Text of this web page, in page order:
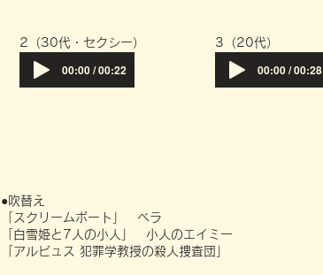
​2（30代・セクシー）
00:00 / 00:22
​3（20代）
00:00 / 00:28
●吹替え
「スクリームボート」 ベラ
「白雪姫と7人の小人」 小人のエイミー
「アルビュス 犯罪学教授の殺人捜査団」